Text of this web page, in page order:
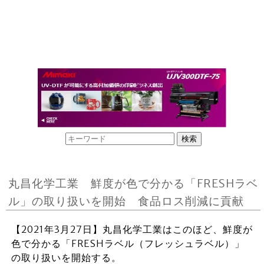
丸昌化学工業 鮮度が色で分かる「FRESHラベ
ル」の取り扱いを開始 食品ロス削減に貢献
【2021年3月27日】丸昌化学工業はこのほど、鮮度が
色で分かる「FRESHラベル（フレッシュラベル）」
の取り扱いを開始する。